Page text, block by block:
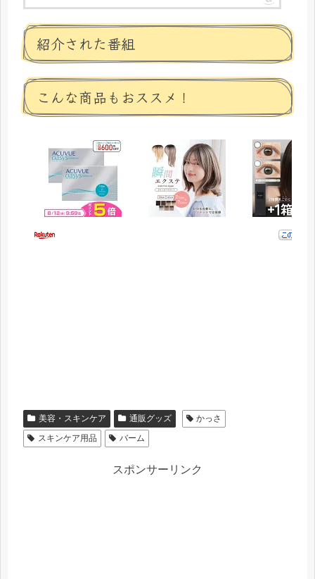
紹介された番組
こんな商品もおススメ！
美容・スキンケア 通販グッズ
かっさ
スキンケア用品
バーム
スポンサーリンク